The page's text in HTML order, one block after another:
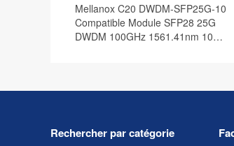
Mellanox C20 DWDM-SFP25G-10
Compatible Module SFP28 25G
DWDM 100GHz 1561.41nm 10km
Rechercher par catégorie